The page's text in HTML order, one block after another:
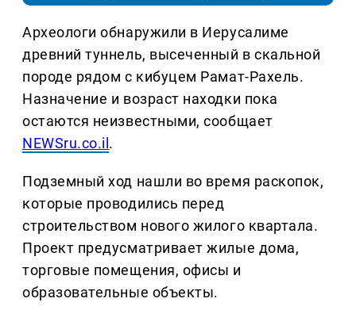
Археологи обнаружили в Иерусалиме
древний туннель, высеченный в скальной
породе рядом с кибуцем Рамат-Рахель.
Назначение и возраст находки пока
остаются неизвестными, сообщает
NEWSru.co.il .
Подземный ход нашли во время раскопок,
которые проводились перед
строительством нового жилого квартала.
Проект предусматривает жилые дома,
торговые помещения, офисы и
образовательные объекты.